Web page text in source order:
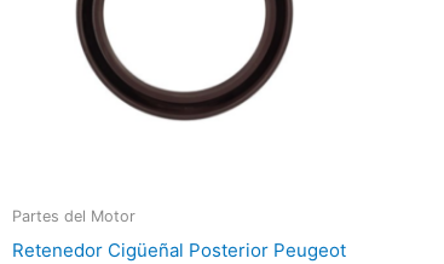
Partes del Motor
Retenedor Cigüeñal Posterior Peugeot